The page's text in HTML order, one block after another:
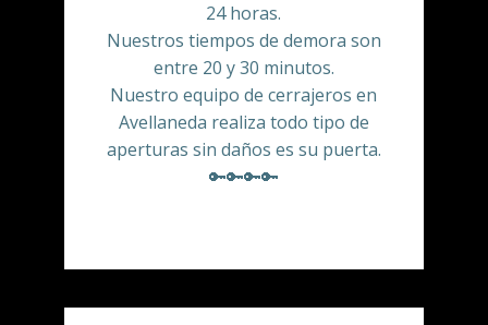
24 horas.
Nuestros tiempos de demora son
entre 20 y 30 minutos.
Nuestro equipo de cerrajeros en
Avellaneda realiza todo tipo de
aperturas sin daños es su puerta.
🔑🔑🔑🔑